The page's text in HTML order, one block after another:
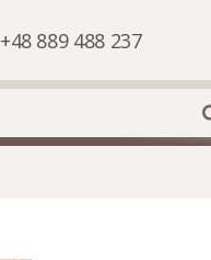
+48 889 488 237